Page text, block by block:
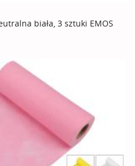
biała, 3 sztuki EMOS